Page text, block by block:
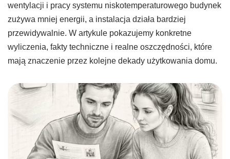
wentylacji i pracy systemu niskotemperaturowego budynek
zużywa mniej energii, a instalacja działa bardziej
przewidywalnie. W artykule pokazujemy konkretne
wyliczenia, fakty techniczne i realne oszczędności, które
mają znaczenie przez kolejne dekady użytkowania domu.